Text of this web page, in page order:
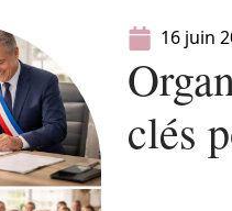
16 juin
clés